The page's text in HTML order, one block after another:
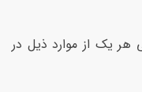
یک از موارد ذیل در